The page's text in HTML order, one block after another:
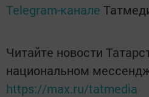
Telegram-канале
Читайте новости
национальном
https://max.ru/tatmedia